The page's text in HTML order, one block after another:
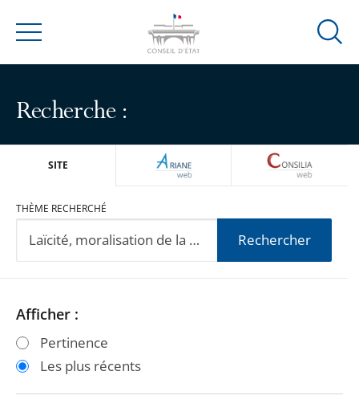
Menu
Ouvrir
Recherche :
SITE ARIANEWEB
THÈME RECHERCHÉ
Rechercher
Passer
les
filtres
Passer
les
filtres
Afficher :
Pertinence
Les plus récents